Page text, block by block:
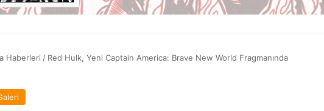
Haberleri / Red Hulk, Yeni Captain America: Brave New World Fragmanında